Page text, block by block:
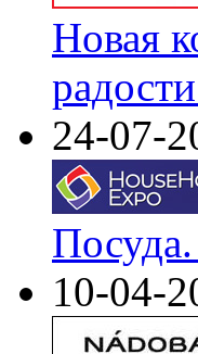
Новая
24-07-
10-04-